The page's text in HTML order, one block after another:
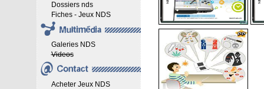
Dossiers nds
Fiches - Jeux NDS
Galeries NDS
Videos
Acheter Jeux NDS